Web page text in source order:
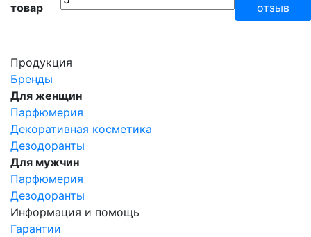
товар
отзыв
Продукция
Бренды
Для женщин
Парфюмерия
Декоративная косметика
Дезодоранты
Для мужчин
Парфюмерия
Дезодоранты
Информация и помощь
Гарантии